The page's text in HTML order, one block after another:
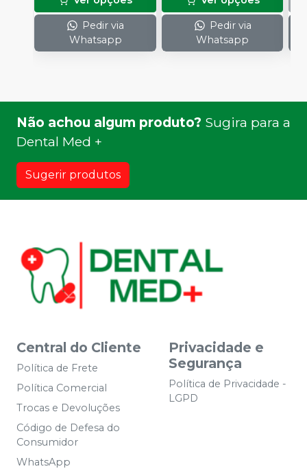
Pedir via
Whatsapp
Pedir via
Whatsapp
Não achou algum produto? Sugira para a
Dental Med +
Sugerir produtos
Central do Cliente
Política de Frete
Política Comercial
Trocas e Devoluções
Código de Defesa do
Consumidor
WhatsApp
Privacidade e
Segurança
Política de Privacidade -
LGPD